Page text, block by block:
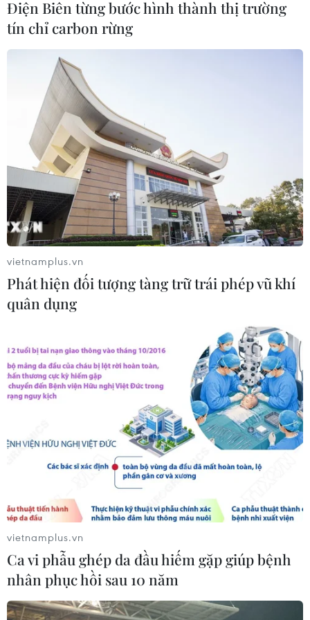
Tây Ban Nha phát trực tiếp nhật thực
toàn phần từ độ cao 9.000 m
04/08/2026 13:23
Tàu chở hàng của Thổ Nhĩ Kỳ bị tấn
công trên Biển Đen
04/08/2026 05:54
Vì sao Google khiến Mỹ và
EU đối đầu về chủ quyền số?
04/08/2026 04:13
nghiệm
04/08/2026 01:25
Xem thêm
Tổng Biên tập: TRẦN TIẾN DUẨN
Phó Tổng Biên tập: NGUYỄN THỊ TÁM, KHÚC THANH
THỦY
Điện Biên từng bước hình thành thị trường
tín chỉ carbon rừng
vietnamplus.vn
Phát hiện đối tượng tàng trữ trái phép vũ khí
quân dụng
vietnamplus.vn
Ca vi phẫu ghép da đầu hiếm gặp giúp bệnh
nhân phục hồi sau 10 năm